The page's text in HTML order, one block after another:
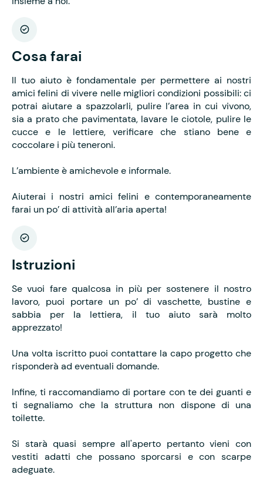
Cosa farai
Il tuo aiuto è fondamentale per permettere ai nostri
amici felini di vivere nelle migliori condizioni possibili: ci
potrai aiutare a spazzolarli, pulire l’area in cui vivono,
sia a prato che pavimentata, lavare le ciotole, pulire le
cucce e le lettiere, verificare che stiano bene e
coccolare i più teneroni.
L’ambiente è amichevole e informale.
Aiuterai i nostri amici felini e contemporaneamente
farai un po’ di attività all’aria aperta!
Istruzioni
Se vuoi fare qualcosa in più per sostenere il nostro
lavoro, puoi portare un po’ di vaschette, bustine e
sabbia per la lettiera, il tuo aiuto sarà molto
apprezzato!
Una volta iscritto puoi contattare la capo progetto che
risponderà ad eventuali domande.
Infine, ti raccomandiamo di portare con te dei guanti e
ti segnaliamo che la struttura non dispone di una
toilette.
Si starà quasi sempre all'aperto pertanto vieni con
vestiti adatti che possano sporcarsi e con scarpe
adeguate.